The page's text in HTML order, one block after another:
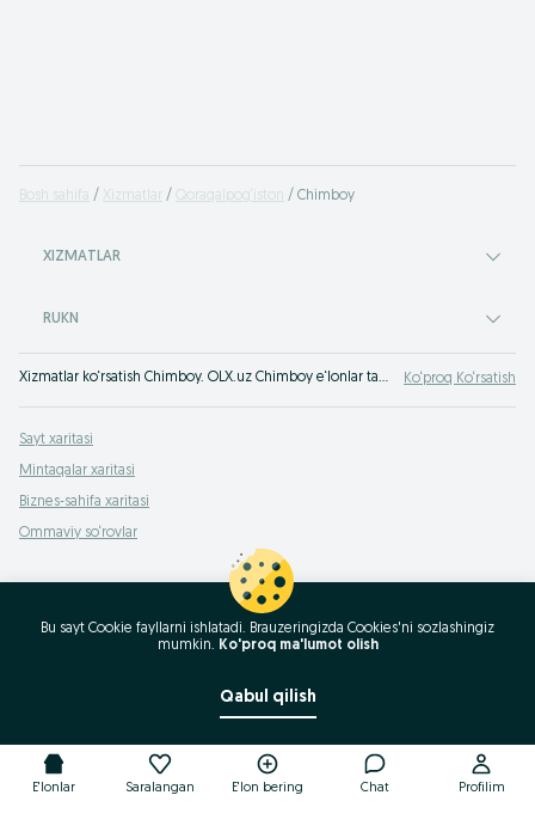
Bosh sahifa Xizmatlar Qoraqalpog‘iston Chimboy
XIZMATLAR
RUKN
Xizmatlar ko‘rsatish Chimboy. OLX.uz Chimboy e‘lonlar taxtasida tez va oson xizmatni topish yoki ko‘rsatish mumkin. Eng yaxshi xizmatni OLX.uzda toping! Ko‘proq Ko‘rsatish
Sayt xaritasi
Mintaqalar xaritasi
Biznes-sahifa xaritasi
Ommaviy so‘rovlar
E'lonlar Saralangan E'lon bering Chat Profilim
Bu sayt Cookie fayllarni ishlatadi. Brauzeringizda Cookies'ni sozlashingiz
mumkin. Ko'proq ma'lumot olish
Qabul qilish